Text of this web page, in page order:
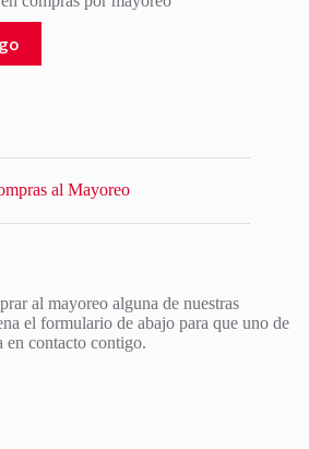
al Mayoreo
al mayoreo alguna de nuestras
el formulario de abajo para que uno de
en contacto contigo.